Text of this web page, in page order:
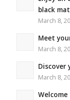
black
March 8,
Meet
March 8,
Discover
March 8,